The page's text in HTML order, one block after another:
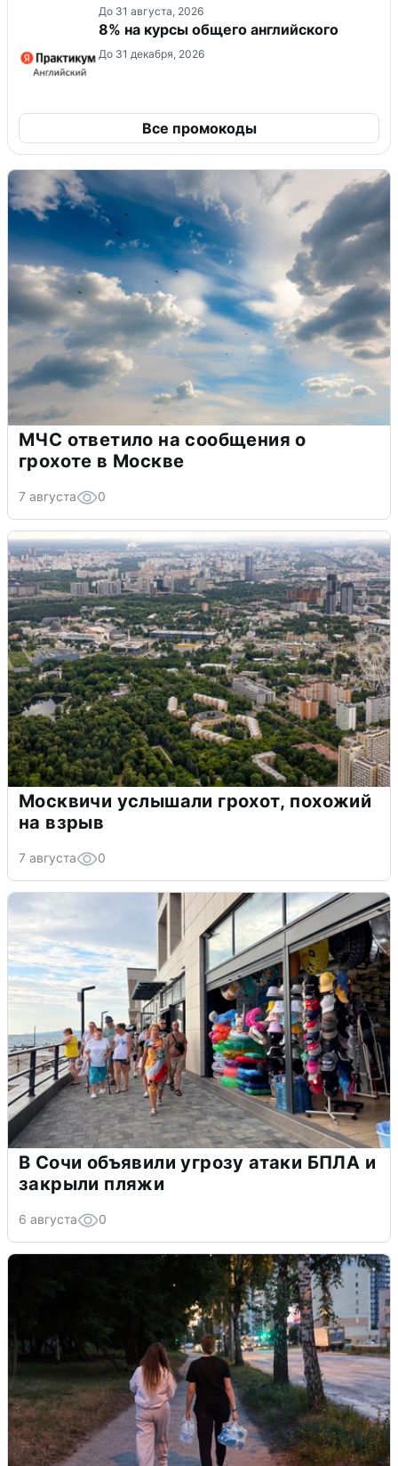
До 31 августа, 2026
8% на курсы общего английского
До 31 декабря, 2026
Все промокоды
МЧС ответило на сообщения о
грохоте в Москве
7 августа 0
Москвичи услышали грохот, похожий
на взрыв
7 августа 0
В Сочи объявили угрозу атаки БПЛА и
закрыли пляжи
6 августа 0